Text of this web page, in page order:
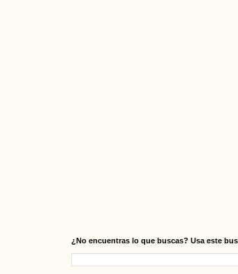
¿No encuentras lo que buscas? Usa este